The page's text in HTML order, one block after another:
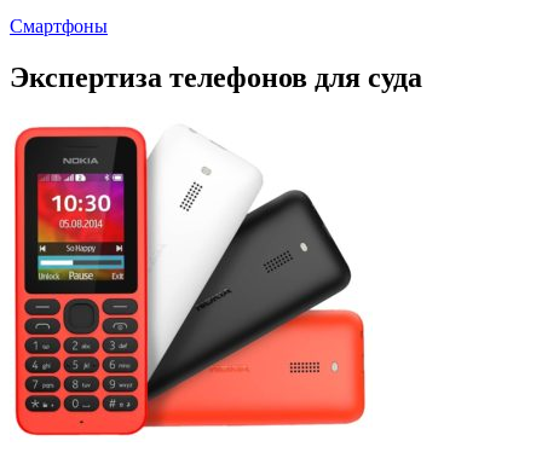
Смартфоны
Экспертиза телефонов для суда